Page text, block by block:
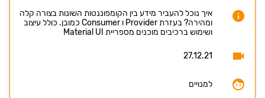
איך נוכל להעביר מידע בין הקומפוננטות השונות בצורה קלה
ומהירה? בעזרת Provider ו Consumer כמובן. כולל עיצוב
ושימוש ברכיבים מוכנים מספריית Material UI
27.12.21
למנויים